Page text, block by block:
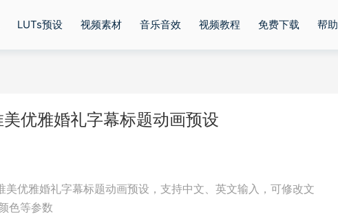
LUTs预设 视频素材 音乐音效 视频教程 免费下载 帮助
优雅婚礼字幕标题动画预设
优雅婚礼字幕标题动画预设，支持中文、英文输入，可修改文
色等参数